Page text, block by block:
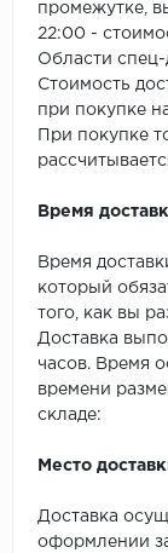
промежутке,
22:00 -
Области спец-
Стоимость
при покупке
При покупке
Время
Время
который
того, как вы
Доставка
часов. Время
времени
складе:
Место
Доставка
оформлении